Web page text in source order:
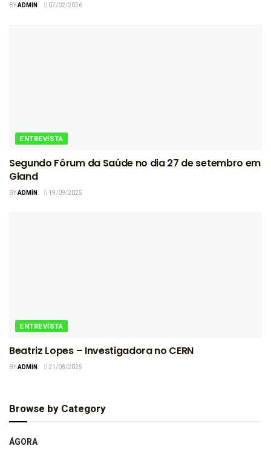
BYADMIN 07/02/2026
ENTREVISTA
Segundo Fórum da Saúde no dia 27 de setembro em
Gland
BYADMIN 19/09/2025
ENTREVISTA
Beatriz Lopes – Investigadora no CERN
BYADMIN 21/08/2025
Browse by Category
ÁGORA